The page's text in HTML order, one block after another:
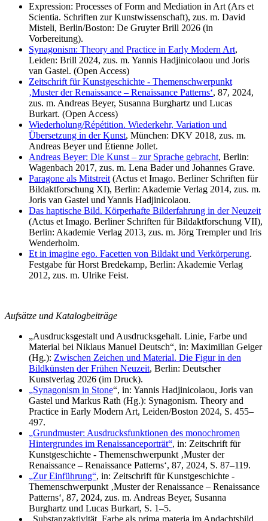
Expression: Processes of Form and Mediation in Art (Ars et
Scientia. Schriften zur Kunstwissenschaft), zus. m. David
Misteli, Berlin/Boston: De Gruyter Brill 2026 (in
Vorbereitung).
Synagonism: Theory and Practice in Early Modern Art,
Leiden: Brill 2024, zus. m. Yannis Hadjinicolaou und Joris
van Gastel. (Open Access)
Zeitschrift für Kunstgeschichte - Themenschwerpunkt
‚Muster der Renaissance – Renaissance Patterns‘, 87, 2024,
zus. m. Andreas Beyer, Susanna Burghartz und Lucas
Burkart. (Open Access)
Wiederholung/Répétition. Wiederkehr, Variation und
Übersetzung in der Kunst, München: DKV 2018, zus. m.
Andreas Beyer und Étienne Jollet.
Andreas Beyer: Die Kunst – zur Sprache gebracht, Berlin:
Wagenbach 2017, zus. m. Lena Bader und Johannes Grave.
Paragone als Mitstreit (Actus et Imago. Berliner Schriften für
Bildaktforschung XI), Berlin: Akademie Verlag 2014, zus. m.
Joris van Gastel und Yannis Hadjinicolaou.
Das haptische Bild. Körperhafte Bilderfahrung in der Neuzeit
(Actus et Imago. Berliner Schriften für Bildaktforschung VII),
Berlin: Akademie Verlag 2013, zus. m. Jörg Trempler und Iris
Wenderholm.
Et in imagine ego. Facetten von Bildakt und Verkörperung.
Festgabe für Horst Bredekamp, Berlin: Akademie Verlag
2012, zus. m. Ulrike Feist.
Aufsätze und Katalogbeiträge
„Ausdrucksgestalt und Ausdrucksgehalt. Linie, Farbe und
Material bei Niklaus Manuel Deutsch“, in: Maximilian Geiger
(Hg.): Zwischen Zeichen und Material. Die Figur in den
Bildkünsten der Frühen Neuzeit, Berlin: Deutscher
Kunstverlag 2026 (im Druck).
„Synagonism in Stone“, in: Yannis Hadjinicolaou, Joris van
Gastel und Markus Rath (Hg.): Synagonism. Theory and
Practice in Early Modern Art, Leiden/Boston 2024, S. 455–
497.
„Grundmuster: Ausdrucksfunktionen des monochromen
Hintergrundes im Renaissanceporträt“, in: Zeitschrift für
Kunstgeschichte - Themenschwerpunkt ‚Muster der
Renaissance – Renaissance Patterns‘, 87, 2024, S. 87–119.
„Zur Einführung“, in: Zeitschrift für Kunstgeschichte -
Themenschwerpunkt ‚Muster der Renaissance – Renaissance
Patterns‘, 87, 2024, zus. m. Andreas Beyer, Susanna
Burghartz und Lucas Burkart, S. 1–5.
„Substanzaktivität. Farbe als prima materia im Andachtsbild